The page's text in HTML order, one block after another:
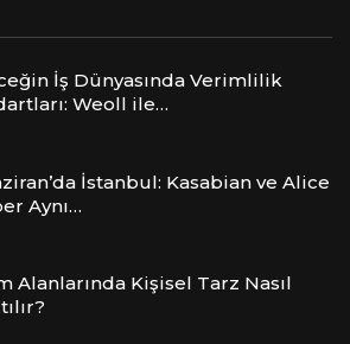
İş Dünyasında Verimlilik
Weoll ile…
İstanbul: Kasabian ve Alice
Aynı…
Alanlarında Kişisel Tarz Nasıl